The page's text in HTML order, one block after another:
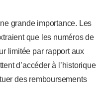
grande importance. Les
que les numéros de
limitée par rapport aux
d’accéder à l’historique
des remboursements